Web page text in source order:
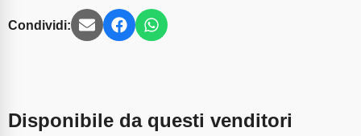
Condividi:
Disponibile da questi venditori